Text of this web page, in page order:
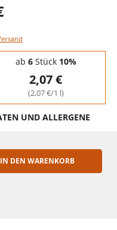
ab 6Stück 10%
2,07 €
(2,07 €/1 l)
UND ALLERGENE
IN DEN WARENKORB